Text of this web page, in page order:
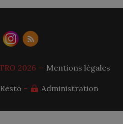
2026 — Mentions légales
- Administration